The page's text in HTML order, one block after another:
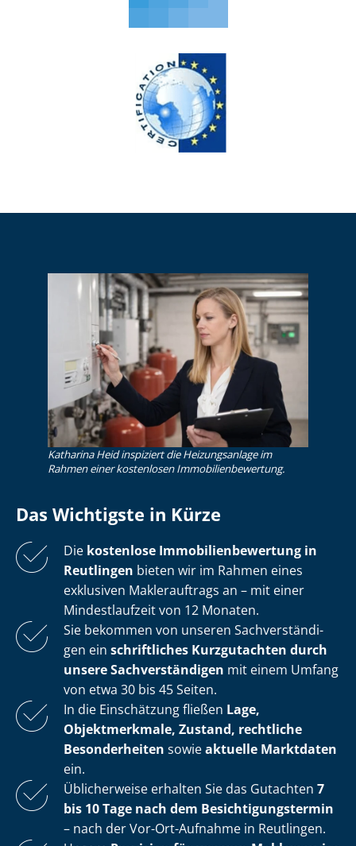
Katharina Heid inspiziert die Heizungsanlage im
Rahmen einer kostenlosen Im­mo­bi­li­en­be­wer­tung.
Das Wichtigste in Kürze
Die kostenlose Im­mo­bi­li­en­be­wer­tung in
Reutlingen bieten wir im Rahmen eines
exklusiven Maklerauftrags an – mit einer
Mindestlaufzeit von 12 Monaten.
Sie bekommen von unseren Sach­ver­stän­di­
gen ein schriftliches Kurzgutachten durch
unsere Sach­ver­stän­di­gen mit einem Umfang
von etwa 30 bis 45 Seiten.
In die Einschätzung fließen Lage,
Objektmerkmale, Zustand, rechtliche
Besonderheiten sowieaktuelle Marktdaten
ein.
Üblicherweise erhalten Sie das Gutachten 7
bis 10 Tage nach dem Be­sich­ti­gungs­ter­min
– nach der Vor-Ort-Aufnahme in Reutlingen.